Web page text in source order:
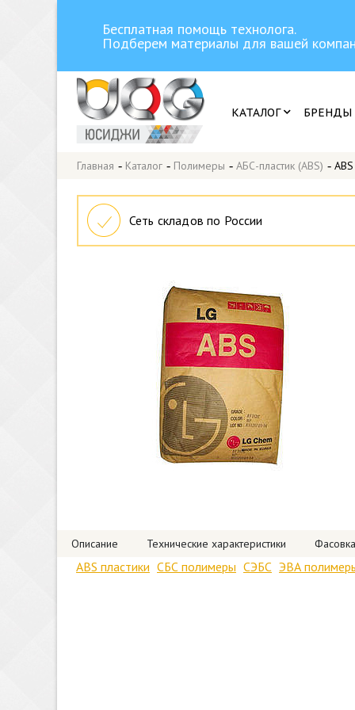
Бесплатная помощь технолога.
Подберем материалы для вашей
КАТАЛОГ БРЕНДЫ
Главная - Каталог - Полимеры - АБС-пластик (ABS) -
Сеть складов по России
Описание Технические характеристики Фасовка
ABS пластики СБС полимеры СЭБС ЭВА